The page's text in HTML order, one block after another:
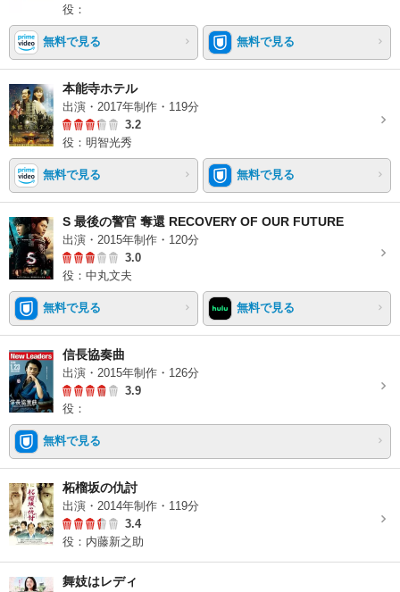
役：
無料で見る 無料で見る
本能寺ホテル
出演・2017年制作・119分
3.2
役：明智光秀
無料で見る 無料で見る
S 最後の警官 奪還 RECOVERY OF OUR FUTURE
出演・2015年制作・120分
3.0
役：中丸文夫
無料で見る 無料で見る
信長協奏曲
出演・2015年制作・126分
3.9
役：
無料で見る
柘榴坂の仇討
出演・2014年制作・119分
3.4
役：内藤新之助
舞妓はレディ